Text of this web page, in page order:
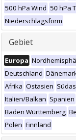
500 hPa Wind 50 hPa
Niederschlagsform
Gebiet
Europa
Deutschland
Afrika Ostasien
Italien/Balkan Spanien
Baden Württemberg
Polen Finnland